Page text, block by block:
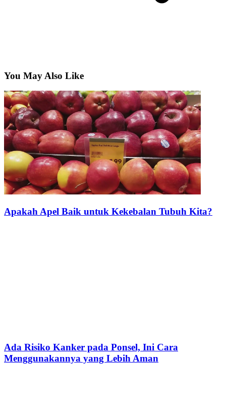
You May Also Like
Apakah Apel Baik untuk Kekebalan Tubuh Kita?
Ada Risiko Kanker pada Ponsel, Ini Cara
Menggunakannya yang Lebih Aman